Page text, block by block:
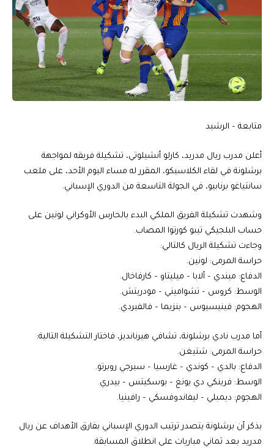
متابعة – الرشيد
أعلن مدرب ريال مدريد، كارلو أنشيلوتي، تشكيلة فريقه لمواجهة
برشلونة في لقاء الكلاسيكو، المقرر له مساء اليوم الأحد، على ملعب
سانتياغو برنابيو، في الجولة التاسعة من الدوري الإسباني.
وشهدت تشكيلة الفريق الملكي البدء بالحارس الأوكراني لونين على
حساب البلجيكي تيبو كورتوا المصاب.
وجاءت تشكيلة الريال كالتالي:
حراسة المرمى: لونين.
الدفاع: ميندي – ألابا – ميليتاو – كارفاخال.
الوسط: كروس – تشواميني – مودريتش.
الهجوم: فينيسيوس – بنزيما – فالفيردي.
أما مدرب نادي برشلونة، تشافي هيرنانديز، فاختار التشكيلة التالية:
حراسة المرمى: شتيغن.
الدفاع: بالدي – كوندي – غارسيا – سيرجي روبرتو.
الوسط: فرينكي دي يونغ – بوسكيتس – بيدري.
الهجوم: ديمبلي – ليفاندوفسكي – رافينيا.
يذكر أن برشلونة يتصدر ترتيب الدوري الإسباني بفارق الأهداف عن ريال
مدريد بعد ثماني مباريات على انطلاق المسابقة.